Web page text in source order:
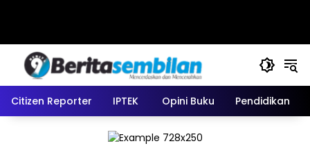
Citizen Reporter IPTEK Opini Buku Pendidikan